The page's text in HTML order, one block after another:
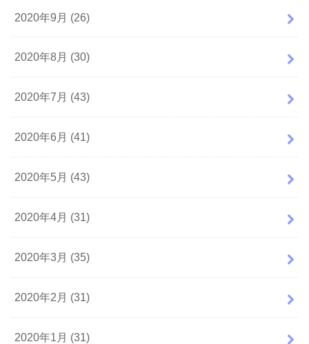
2020年9月 (26)
2020年8月 (30)
2020年7月 (43)
2020年6月 (41)
2020年5月 (43)
2020年4月 (31)
2020年3月 (35)
2020年2月 (31)
2020年1月 (31)